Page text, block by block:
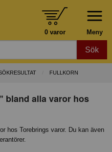
Meny
0 varor
Sök
FULLKORN
alla varor hos
hos Torebrings varor. Du kan även